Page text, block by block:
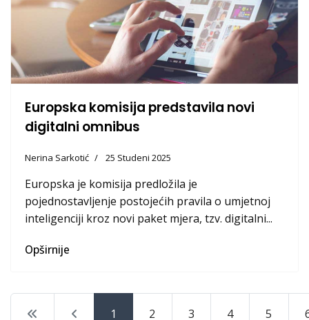
Europska komisija predstavila novi
digitalni omnibus
Nerina Sarkotić 25 Studeni 2025
Europska je komisija predložila je
pojednostavljenje postojećih pravila o umjetnoj
inteligenciji kroz novi paket mjera, tzv. digitalni...
Opširnije
1 2 3 4 5